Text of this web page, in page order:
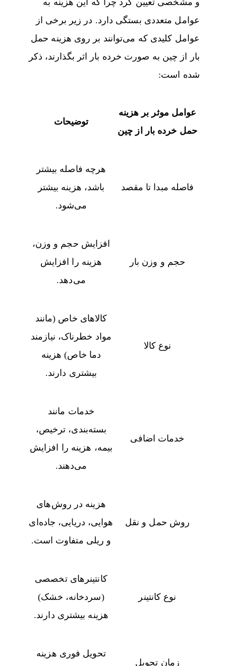
عوامل متعددی بستگی دارد. در زیر برخی از
عوامل کلیدی که می‌توانند بر روی هزینه حمل
بار از چین به صورت خرده بار اثر بگذارند، ذکر
شده است:
عوامل موثر بر هزینه
حمل خرده بار از چین
توضیحات
فاصله مبدا تا مقصد
هرچه فاصله بیشتر
باشد، هزینه بیشتر
می‌شود.
حجم و وزن بار
افزایش حجم و وزن،
هزینه را افزایش
می‌دهد.
نوع کالا
کالاهای خاص (مانند
مواد خطرناک، نیازمند
دما خاص) هزینه
بیشتری دارند.
خدمات اضافی
خدمات مانند
بسته‌بندی، ترخیص،
بیمه، هزینه را افزایش
می‌دهند.
روش حمل و نقل
هزینه در روش‌های
هوایی، دریایی، جاده‌ای
و ریلی متفاوت است.
نوع کانتینر
کانتینرهای تخصصی
(سردخانه، خشک)
هزینه بیشتری دارند.
زمان تحویل
تحویل فوری هزینه